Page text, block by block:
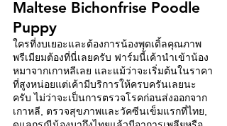
Maltese Bichonfrise Poodle
Puppy
ใครที่งบเยอะและต้องการน้องพุดเดิ้ลคุณภาพ
พรีเมียมต้องที่นี่เลยครับ ฟาร์มนี้เค้านำเข้าน้อง
หมาจากเกาหลีเลย และแม้ว่าจะเริ่มต้นในราคา
ที่สูงหน่อยแต่เค้ามีบริการให้ครบครันเลยนะ
ครับ ไม่ว่าจะเป็นการตรวจโรคก่อนส่งออกจาก
เกาหลี, ตรวจสุขภาพและวัคซีนเข็มแรกที่ไทย,